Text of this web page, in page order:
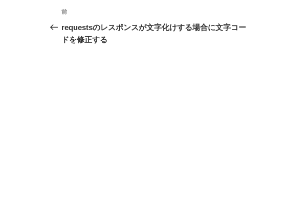
投
稿
ナ
前
の
投
前
requestsのレスポンスが文字化けする場合に文字コー
ドを修正する